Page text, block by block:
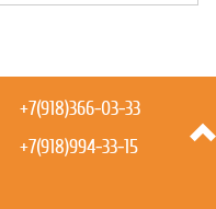
+7(918)366-03-33
+7(918)994-33-15